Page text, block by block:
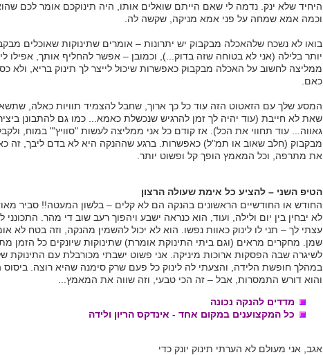
היחיד שלא ינק. נדמה לי שאם הייתם שואלים אותו, היה תינוקכם אומר לכם
וכמה אמא שמחה על פני אמא מניקה, שקשה לה.
בואו לא נשכח שלהאכלה מבקבוק יש יתרונות – אומרים שתינוקות שאוכלים
יותר בלילה (אני לא בטוחה שזה בדוק...), וכמובן – אפשר להחליף אותך, אפילו
ממליצה לחשוב על האכלה מבקבוק כאפשרות שיכול לייצר לך תינוק בריא, ולא
כאם.
המסע שלך עם הזאטוט הזה עוד כל כך ארוך, שחבל להצמיד תוויות כאלה,
שאת לא חייבת (עוד יהיה לך זמן להרגיש שנכשלת כאמא... כמו גם להתבונן
גאווה... עוד תחווי את הכל). אז קודם כל אני ממליצה לעשות "סוויץ'" במוח,
מבקבוק (חלב שאוב או תמ"ל) כאפשרות. ברגע שההנקה היא לא בדם ליבך, זה
את מתרפה, וכל המאמץ הופך קל ופשוט יותר.
הטיפ השני – להציע כל אימת שעולה הרצון
החודש או החודשיים הראשונים בהנקה הם לא קלים – בלשון המעטה!! סביר
לא יבחין בין יום ולילה, ועוד, הוא כנראה ישבע ויהפוך רעב שוב די מהר. התכונני
עצתי לך – תני לו לינוק כאוות נפשו. הוא לא יכול להשמין מהנקה, וזה בטח לא
שמן. מחקרים מראים (וגם ביתי התינוקת אומרת) שתינוקות שיונקים כל הזמן
לשיגרה שבה הפסקות ארוכות מיניקה. אני פשוט ישבתי מכורבלת עם התינוקת
במהלך חופשת הלידה, והצעתי לה לינוק כל פעם שרק סימנה שהיא רוצה. ביסוס
והוא דורש התמסרות, אבל – זה הכי טבעי, וזה שווה את המאמץ...
מדדים להנקה נכונה
כל המקצוענים במקום אחד - אינדקס הריון ולידה
אגב, אני מעולם לא הערתי תינוק יונק כדי